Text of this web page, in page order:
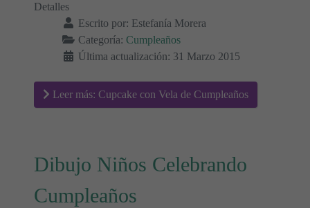
Detalles
Escrito por: Estefanía Morera
Categoría: Cumpleaños
Última actualización: 31 Marzo 2015
Leer más: Cupcake con Vela de Cumpleaños
Dibujo Niños Celebrando
Cumpleaños